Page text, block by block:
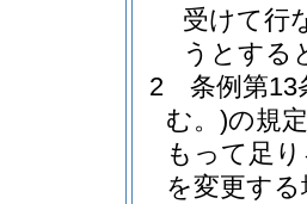
受けて行
うとする
2
条例第13
む。)の規
もって足
を変更す